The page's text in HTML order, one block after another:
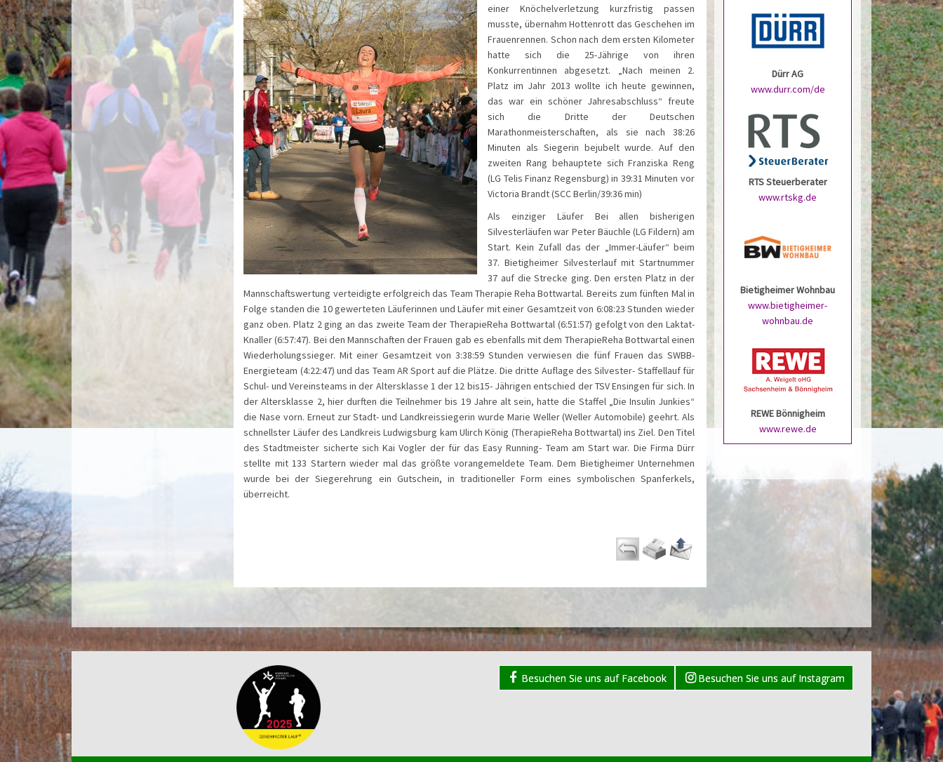
einer Knöchelverletzung kurzfristig passen
musste, übernahm Hottenrott das Geschehen im
Frauenrennen. Schon nach dem ersten Kilometer
hatte sich die 25-Jährige von ihren
Konkurrentinnen abgesetzt. „Nach meinen 2.
Platz im Jahr 2013 wollte ich heute gewinnen,
das war ein schöner Jahresabschluss“ freute
sich die Dritte der Deutschen
Marathonmeisterschaften, als sie nach 38:26
Minuten als Siegerin bejubelt wurde. Auf den
zweiten Rang behauptete sich Franziska Reng
(LG Telis Finanz Regensburg) in 39:31 Minuten vor
Victoria Brandt (SCC Berlin/39:36 min)
Als einziger Läufer Bei allen bisherigen
Silvesterläufen war Peter Bäuchle (LG Fildern) am
Start. Kein Zufall das der „Immer-Läufer“ beim
37. Bietigheimer Silvesterlauf mit Startnummer
37 auf die Strecke ging. Den ersten Platz in der
Mannschaftswertung verteidigte erfolgreich das Team Therapie Reha Bottwartal. Bereits zum fünften Mal in
Folge standen die 10 gewerteten Läuferinnen und Läufer mit einer Gesamtzeit von 6:08:23 Stunden wieder
ganz oben. Platz 2 ging an das zweite Team der TherapieReha Bottwartal (6:51:57) gefolgt von den Laktat-
Knaller (6:57:47). Bei den Mannschaften der Frauen gab es ebenfalls mit dem TherapieReha Bottwartal einen
Wiederholungssieger. Mit einer Gesamtzeit von 3:38:59 Stunden verwiesen die fünf Frauen das SWBB-
Energieteam (4:22:47) und das Team AR Sport auf die Plätze. Die dritte Auflage des Silvester- Staffellauf für
Schul- und Vereinsteams in der Altersklasse 1 der 12 bis15- Jährigen entschied der TSV Ensingen für sich. In
der Altersklasse 2, hier durften die Teilnehmer bis 19 Jahre alt sein, hatte die Staffel „Die Insulin Junkies“
die Nase vorn. Erneut zur Stadt- und Landkreissiegerin wurde Marie Weller (Weller Automobile) geehrt. Als
schnellster Läufer des Landkreis Ludwigsburg kam Ulirch König (TherapieReha Bottwartal) ins Ziel. Den Titel
des Stadtmeister sicherte sich Kai Vogler der für das Easy Running- Team am Start war. Die Firma Dürr
stellte mit 133 Startern wieder mal das größte vorangemeldete Team. Dem Bietigheimer Unternehmen
wurde bei der Siegerehrung ein Gutschein, in traditioneller Form eines symbolischen Spanferkels,
überreicht.
Dürr AG
www.durr.com/de
RTS Steuerberater
www.rtskg.de
Bietigheimer Wohnbau
www.bietigheimer-
wohnbau.de
REWE Bönnigheim
www.rewe.de
Besuchen Sie uns auf Facebook Besuchen Sie uns auf Instagram